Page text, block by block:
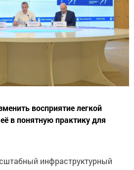
восприятие легкой
в понятную практику для
инфраструктурный